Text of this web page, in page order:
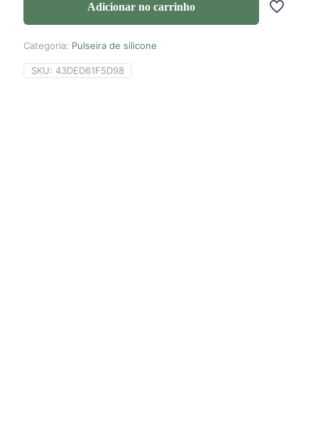
Adicionar no carrinho
Categoria: Pulseira de silicone
SKU: 43DED61F5D98